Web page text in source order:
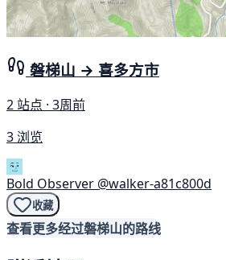
磐梯山 → 喜多方市
2 站点 · 3周前
3 浏览
Bold Observer @walker-a81c800d
收藏
查看更多经过磐梯山的路线